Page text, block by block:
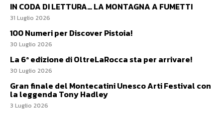
IN CODA DI LETTURA… LA MONTAGNA A FUMETTI
31 Luglio 2026
100 Numeri per Discover Pistoia!
30 Luglio 2026
La 6ª edizione di OltreLaRocca sta per arrivare!
30 Luglio 2026
Gran finale del Montecatini Unesco Arti Festival con
la leggenda Tony Hadley
3 Luglio 2026